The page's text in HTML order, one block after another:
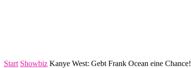
Start Showbiz Kanye West: Gebt Frank Ocean eine Chance!